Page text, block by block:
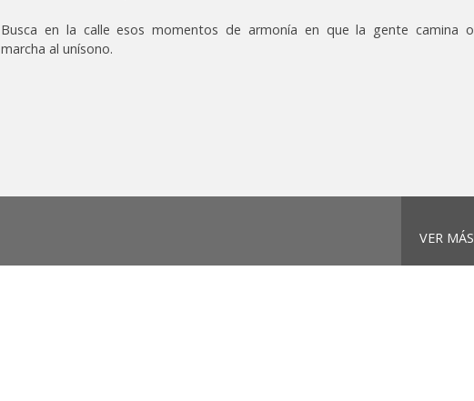
Busca en la calle esos momentos de armonía en que la gente camina o
marcha al unísono.
VER MÁS